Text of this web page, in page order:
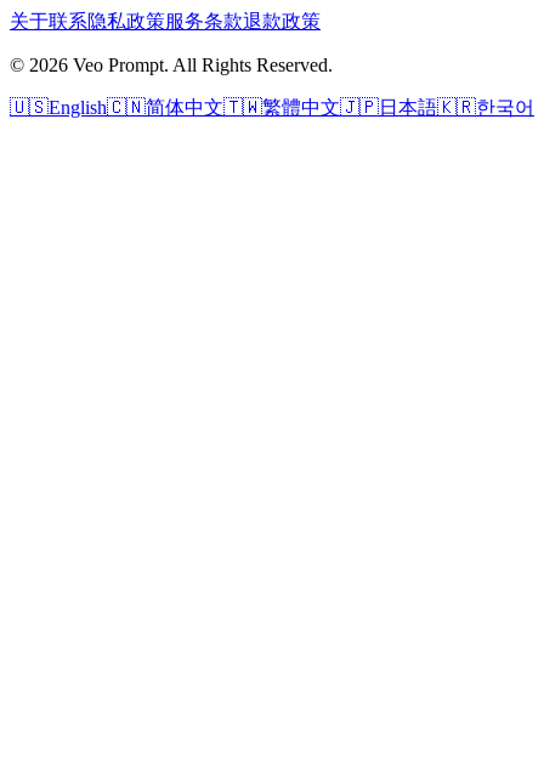
关于联系隐私政策服务条款退款政策
© 2026 Veo Prompt. All Rights Reserved.
🇺🇸English🇨🇳简体中文🇹🇼繁體中文🇯🇵日本語🇰🇷한국어